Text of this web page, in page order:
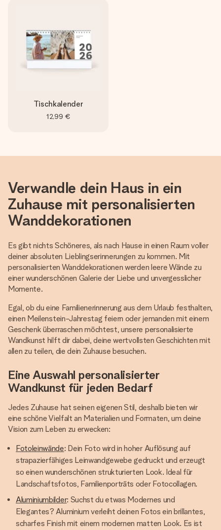
Tischkalender
12,99 €
Verwandle dein Haus in ein
Zuhause mit personalisierten
Wanddekorationen
Es gibt nichts Schöneres, als nach Hause in einen Raum voller
deiner absoluten Lieblingserinnerungen zu kommen. Mit
personalisierten Wanddekorationen werden leere Wände zu
einer wunderschönen Galerie der Liebe und unvergesslicher
Momente.
Egal, ob du eine Familienerinnerung aus dem Urlaub festhalten,
einen Meilenstein-Jahrestag feiern oder jemanden mit einem
Geschenk überraschen möchtest, unsere personalisierte
Wandkunst hilft dir dabei, deine wertvollsten Geschichten mit
allen zu teilen, die dein Zuhause besuchen.
Eine Auswahl personalisierter
Wandkunst für jeden Bedarf
Jedes Zuhause hat seinen eigenen Stil, deshalb bieten wir
eine schöne Vielfalt an Materialien und Formaten, um deine
Vision zum Leben zu erwecken:
Fotoleinwände: Dein Foto wird in hoher Auflösung auf
strapazierfähiges Leinwandgewebe gedruckt und erzeugt
so einen wunderschönen strukturierten Look. Ideal für
Landschaftsfotos, Familienporträts oder Fotocollagen.
Aluminiumbilder: Suchst du etwas Modernes und
Elegantes? Aluminium verleiht deinen Fotos ein brillantes,
scharfes Finish mit einem modernen matten Look. Es ist